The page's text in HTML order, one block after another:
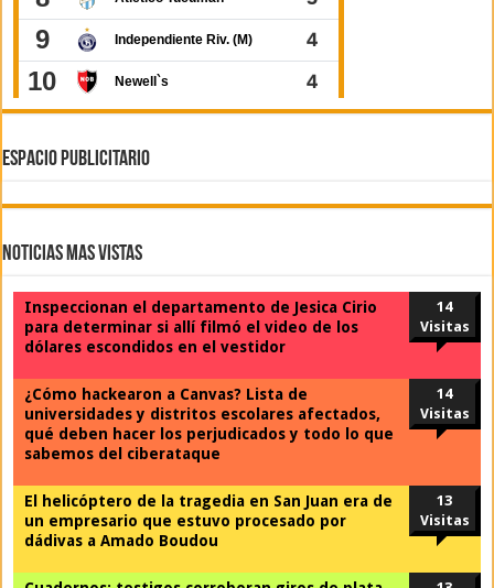
ESPACIO PUBLICITARIO
Noticias Mas Vistas
Inspeccionan el departamento de Jesica Cirio
para determinar si allí filmó el video de los
dólares escondidos en el vestidor
14
Visitas
¿Cómo hackearon a Canvas? Lista de
universidades y distritos escolares afectados,
qué deben hacer los perjudicados y todo lo que
sabemos del ciberataque
14
Visitas
El helicóptero de la tragedia en San Juan era de
un empresario que estuvo procesado por
dádivas a Amado Boudou
13
Visitas